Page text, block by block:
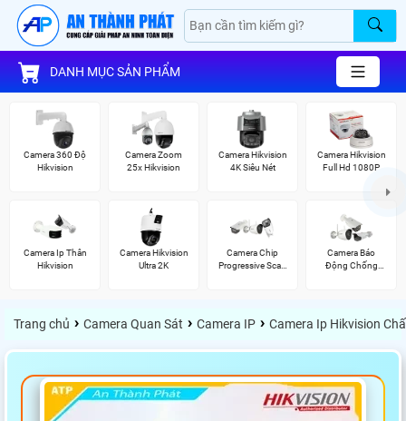
DANH MỤC SẢN PHẨM
Camera 360 Độ
Hikvision
Camera Zoom
25x Hikvision
Camera Hikvision
4K Siêu Nét
Camera Hikvision
Full Hd 1080P
Camera Ip Thân
Hikvision
Camera Hikvision
Ultra 2K
Camera Chip
Progressive Scan
Camera Báo
Động Chống
Trang chủ › Camera Quan Sát › Camera IP › Camera Ip Hikvision